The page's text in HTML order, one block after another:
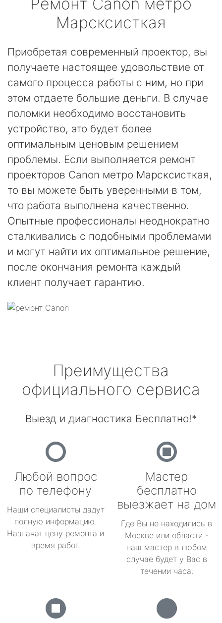
Марсксисткая
Приобретая современный проектор, вы
получаете настоящее удовольствие от
самого процесса работы с ним, но при
этом отдаете большие деньги. В случае
поломки необходимо восстановить
устройство, это будет более
оптимальным ценовым решением
проблемы. Если выполняется ремонт
проекторов Canon метро Марсксисткая,
то вы можете быть уверенными в том,
что работа выполнена качественно.
Опытные профессионалы неоднократно
сталкивались с подобными проблемами
и могут найти их оптимальное решение,
после окончания ремонта каждый
клиент получает гарантию.
Преимущества
официального сервиса
Выезд и диагностика Бесплатно!*
Любой вопрос
по телефону
Наши специалисты дадут
полную информацию.
Назначат цену ремонта и
время работ.
Мастер
бесплатно
выезжает на дом
Где Вы не находились в
Москве или области -
наш мастер в любом
случае будет у Вас в
течении часа.